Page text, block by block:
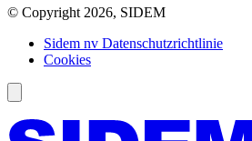
© Copyright 2026, SIDEM
Sidem nv Datenschutzrichtlinie
Cookies